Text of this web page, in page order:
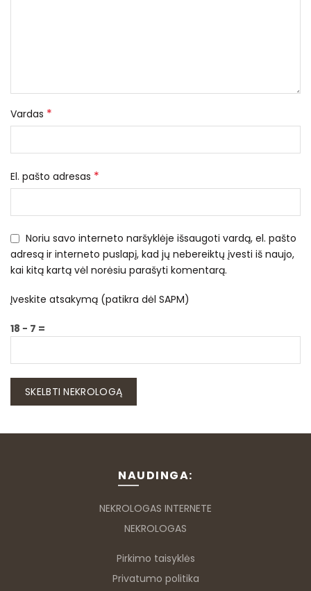
Vardas *
El. pašto adresas *
Noriu savo interneto naršyklėje išsaugoti vardą, el. pašto
adresą ir interneto puslapį, kad jų nebereiktų įvesti iš naujo,
kai kitą kartą vėl norėsiu parašyti komentarą.
Įveskite atsakymą (patikra dėl SAPM)
18 − 7 =
NAUDINGA:
NEKROLOGAS INTERNETE
NEKROLOGAS
Pirkimo taisyklės
Privatumo politika